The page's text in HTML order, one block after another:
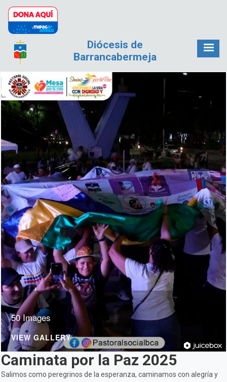
Pasar al contenido principal
Diócesis de
Barrancabermeja
50 Images
VIEW GALLERY
Caminata por la Paz 2025
Salimos como peregrinos de la esperanza, caminamos con alegría y